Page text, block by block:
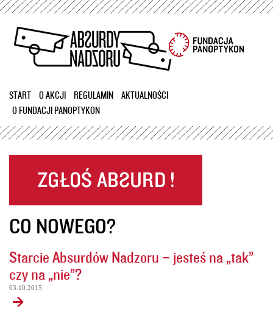
Przejdź
treści
START O AKCJI REGULAMIN
AKTUALNOŚCI
O FUNDACJI PANOPTYKON
CO NOWEGO?
Starcie Absurdów Nadzoru – jesteś na „tak”
czy na „nie”?
03.10.2015